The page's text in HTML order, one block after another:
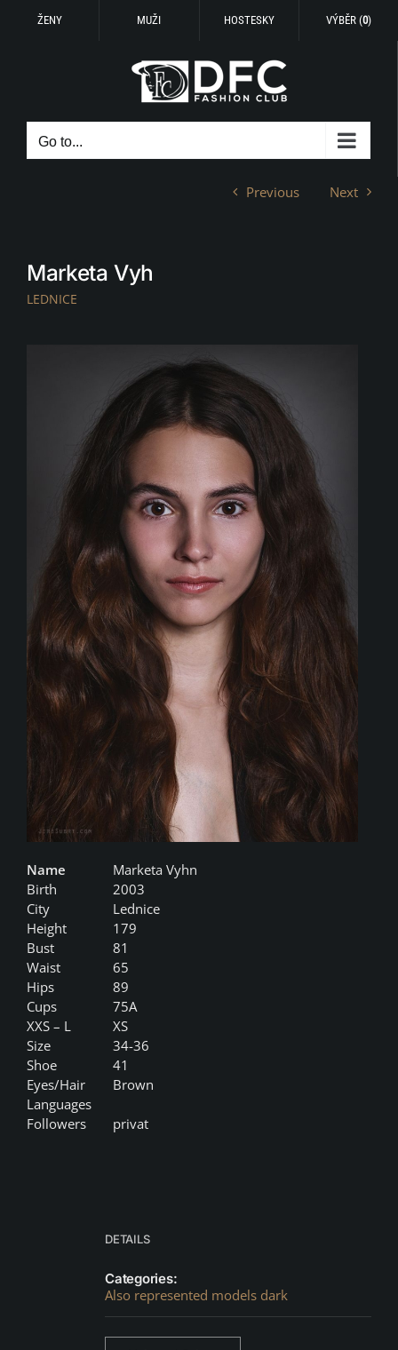
ŽENY MUŽI HOSTESKY VÝBĚR (0)
Go to...
Previous Next
Marketa Vyh
LEDNICE
Name
Marketa Vyhn
Birth
2003
City
Lednice
Height
179
Bust
81
Waist
65
Hips
89
Cups
75A
XXS – L
XS
Size
34-36
Shoe
41
Eyes/Hair
Brown
Languages
Followers
privat
DETAILS
Categories:
Also represented models dark